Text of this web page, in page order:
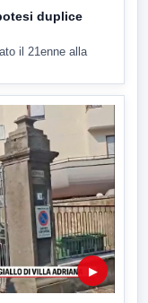
duplice
il 21enne alla
▶